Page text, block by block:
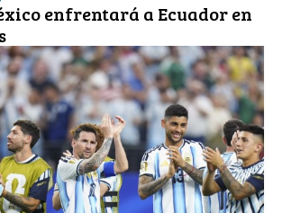
enfrentará a Ecuador en